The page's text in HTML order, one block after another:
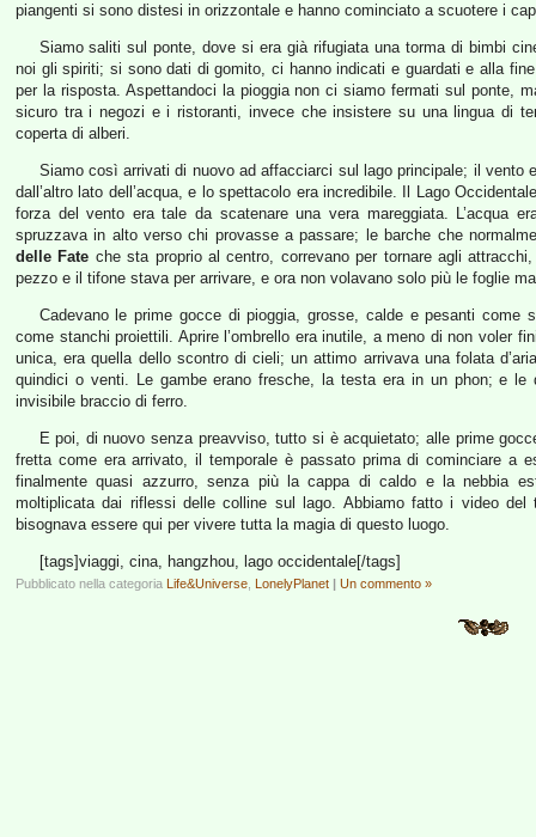
piangenti si sono distesi in orizzontale e hanno cominciato a scuotere i
Siamo saliti sul ponte, dove si era già rifugiata una torma di bimbi
noi gli spiriti; si sono dati di gomito, ci hanno indicati e guardati e alla
per la risposta. Aspettandoci la pioggia non ci siamo fermati sul ponte,
sicuro tra i negozi e i ristoranti, invece che insistere su una lingua di
coperta di alberi.
Siamo così arrivati di nuovo ad affacciarci sul lago principale; il vento
dall’altro lato dell’acqua, e lo spettacolo era incredibile. Il Lago
forza del vento era tale da scatenare una vera mareggiata. L’acqua
spruzzava in alto verso chi provasse a passare; le barche che
delle Fate che sta proprio al centro, correvano per tornare agli
pezzo e il tifone stava per arrivare, e ora non volavano solo più le foglie
Cadevano le prime gocce di pioggia, grosse, calde e pesanti come
come stanchi proiettili. Aprire l’ombrello era inutile, a meno di non voler
unica, era quella dello scontro di cieli; un attimo arrivava una folata
quindici o venti. Le gambe erano fresche, la testa era in un phon; e
invisibile braccio di ferro.
E poi, di nuovo senza preavviso, tutto si è acquietato; alle prime
fretta come era arrivato, il temporale è passato prima di cominciare a
finalmente quasi azzurro, senza più la cappa di caldo e la nebbia
moltiplicata dai riflessi delle colline sul lago. Abbiamo fatto i video
bisognava essere qui per vivere tutta la magia di questo luogo.
[tags]viaggi, cina, hangzhou, lago occidentale[/tags]
Pubblicato nella categoria Life&Universe LonelyPlanet | Un commento »